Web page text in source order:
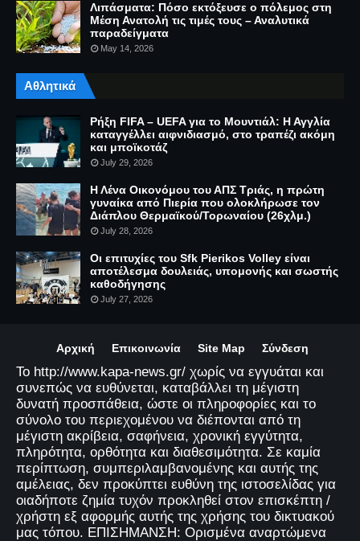
Λιπάσματα: Πόσο εκτόξευσε ο πόλεμος στη
Μέση Ανατολή τις τιμές τους – Αναλυτικά
παραδείγματα
May 14, 2026
Αθλητικά
Ρήξη FIFA – UEFA για το Μουντιάλ: Η Αγγλία
καταγγέλλει αιφνιδιασμό, στο τραπέζι ακόμη
και μποϊκοτάζ
July 29, 2026
Η Λένα Οικονόμου του ΑΠΣ Τριάς, η πρώτη
γυναίκα από Πιερία που ολοκλήρωσε τον
Διάπλου Θερμαϊκού/Τορωναίου (26χλμ.)
July 28, 2026
Οι επιτυχίες του Sfk Pierikos Volley είναι
αποτέλεσμα δουλειάς, υπομονής και σωστής
καθοδήγησης
July 27, 2026
Αρχική Επικοινωνία Site Map Σύνδεση
Το http://www.kapa-news.gr/ χωρίς να εγγυάται και
συνεπώς να ευθύνεται, καταβάλλει τη μέγιστη
δυνατή προσπάθεια, ώστε οι πληροφορίες και το
σύνολο του περιεχομένου να διέπονται από τη
μέγιστη ακρίβεια, σαφήνεια, χρονική εγγύτητα,
πληρότητα, ορθότητα και διαθεσιμότητα. Σε καμία
περίπτωση, συμπεριλαμβανομένης και αυτής της
αμέλειας, δεν προκύπτει ευθύνη της ιστοσελίδας για
οιαδήποτε ζημία τυχόν προκληθεί στον επισκέπτη /
χρήστη εξ αφορμής αυτής της χρήσης του δικτυακού
μας τόπου. ΕΠΙΣΗΜΑΝΣΗ: Ορισμένα αναρτώμενα